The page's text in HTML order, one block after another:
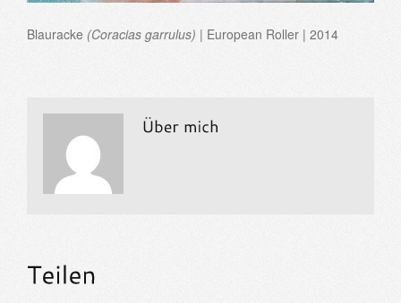
Blauracke (Coracias garrulus) | European Roller | 2014